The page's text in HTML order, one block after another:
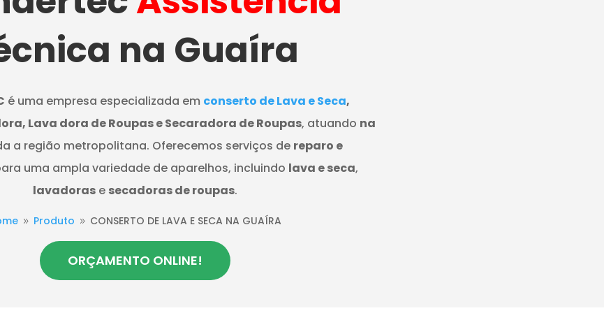
na Guaíra
é uma empresa especializada em conserto de Lava e Seca,
Lava dora de Roupas e Secaradora de Roupas, atuando na
a região metropolitana. Oferecemos serviços de reparo e
uma ampla variedade de aparelhos, incluindo lava e seca,
lavadorase secadoras de roupas.
9 Produto 9 CONSERTO DE LAVA E SECA NA GUAÍRA
ORÇAMENTO ONLINE!